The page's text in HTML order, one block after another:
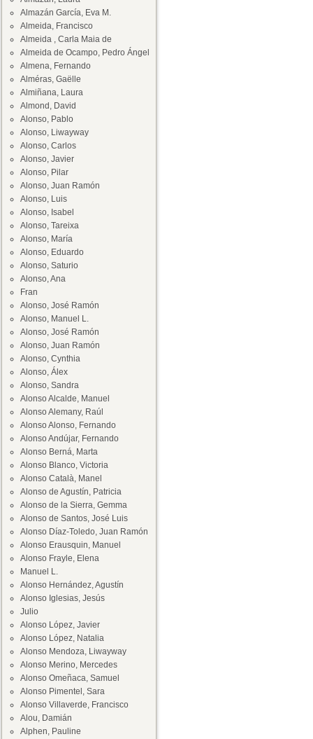
Almazán García, Eva M.
Almeida, Francisco
Almeida , Carla Maia de
Almeida de Ocampo, Pedro Ángel
Almena, Fernando
Alméras, Gaëlle
Almiñana, Laura
Almond, David
Alonso, Pablo
Alonso, Liwayway
Alonso, Carlos
Alonso, Javier
Alonso, Pilar
Alonso, Juan Ramón
Alonso, Luis
Alonso, Isabel
Alonso, Tareixa
Alonso, María
Alonso, Eduardo
Alonso, Saturio
Alonso, Ana
Fran
Alonso, José Ramón
Alonso, Manuel L.
Alonso, José Ramón
Alonso, Juan Ramón
Alonso, Cynthia
Alonso, Álex
Alonso, Sandra
Alonso Alcalde, Manuel
Alonso Alemany, Raúl
Alonso Alonso, Fernando
Alonso Andújar, Fernando
Alonso Berná, Marta
Alonso Blanco, Victoria
Alonso Català, Manel
Alonso de Agustín, Patricia
Alonso de la Sierra, Gemma
Alonso de Santos, José Luis
Alonso Díaz-Toledo, Juan Ramón
Alonso Erausquin, Manuel
Alonso Frayle, Elena
Manuel L.
Alonso Hernández, Agustín
Alonso Iglesias, Jesús
Julio
Alonso López, Javier
Alonso López, Natalia
Alonso Mendoza, Liwayway
Alonso Merino, Mercedes
Alonso Omeñaca, Samuel
Alonso Pimentel, Sara
Alonso Villaverde, Francisco
Alou, Damián
Alphen, Pauline